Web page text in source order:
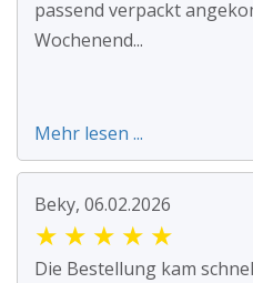
passend verpackt
Wochenend...
Mehr lesen ...
Beky, 06.02.2026
★ ★ ★ ★ ★
Die Bestellung kam